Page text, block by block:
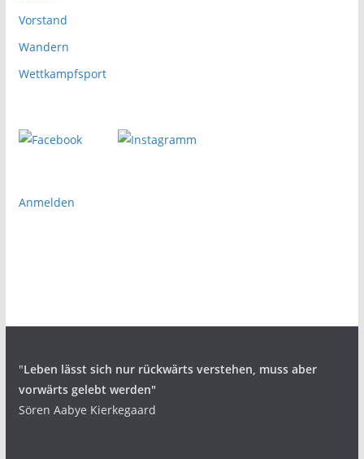
Vorstand
Wandern
Wettkampfsport
Anmelden
"Leben lässt sich nur rückwärts verstehen, muss aber
vorwärts gelebt werden"
Sören Aabye Kierkegaard